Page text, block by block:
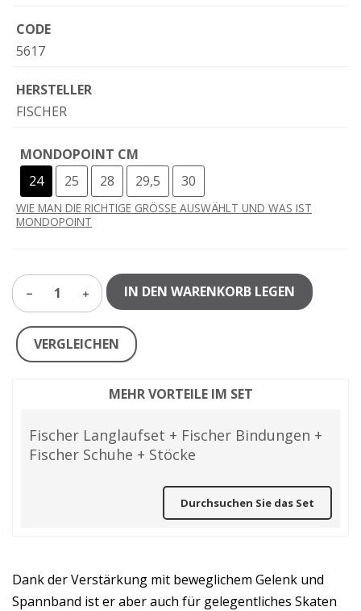
CODE
5617
HERSTELLER
FISCHER
MONDOPOINT CM
24
25 28 29,5 30
WIE MAN DIE RICHTIGE GRÖSSE AUSWÄHLT UND WAS IST
MONDOPOINT
1 IN DEN WARENKORB LEGEN
VERGLEICHEN
MEHR VORTEILE IM SET
Fischer Langlaufset + Fischer Bindungen +
Fischer Schuhe + Stöcke
Durchsuchen Sie das Set
Dank der Verstärkung mit beweglichem Gelenk und
Spannband ist er aber auch für gelegentliches Skaten